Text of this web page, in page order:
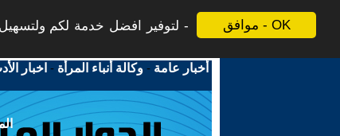
موافق - OK
لتوفير افضل خدمة لكم
أخبار عامة -وكالة أنباء المرأة - اخبار